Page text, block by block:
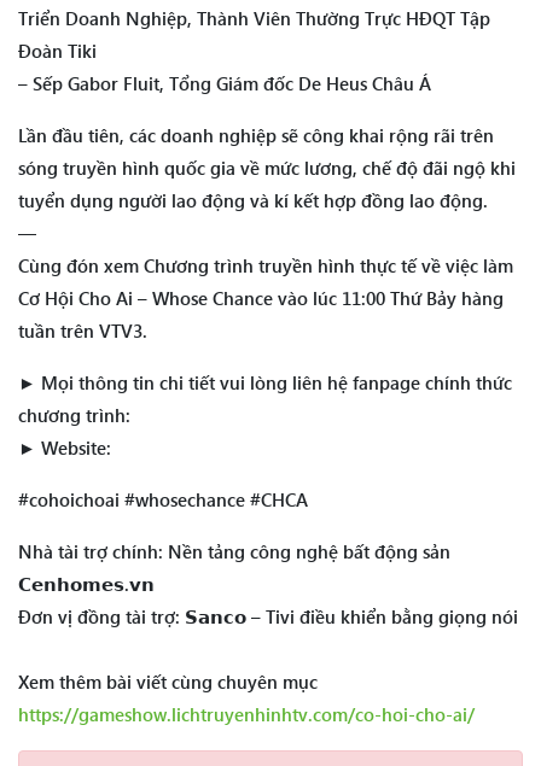
Triển Doanh Nghiệp, Thành Viên Thường Trực HĐQT Tập
Đoàn Tiki
– Sếp Gabor Fluit, Tổng Giám đốc De Heus Châu Á
Lần đầu tiên, các doanh nghiệp sẽ công khai rộng rãi trên
sóng truyền hình quốc gia về mức lương, chế độ đãi ngộ khi
tuyển dụng người lao động và kí kết hợp đồng lao động.
—
Cùng đón xem Chương trình truyền hình thực tế về việc làm
Cơ Hội Cho Ai – Whose Chance vào lúc 11:00 Thứ Bảy hàng
tuần trên VTV3.
► Mọi thông tin chi tiết vui lòng liên hệ fanpage chính thức
chương trình:
► Website:
#cohoichoai #whosechance #CHCA
Nhà tài trợ chính: Nền tảng công nghệ bất động sản
𝗖𝗲𝗻𝗵𝗼𝗺𝗲𝘀.𝘃𝗻
Đơn vị đồng tài trợ: 𝗦𝗮𝗻𝗰𝗼 – Tivi điều khiển bằng giọng nói
Xem thêm bài viết cùng chuyên mục
https://gameshow.lichtruyenhinhtv.com/co-hoi-cho-ai/